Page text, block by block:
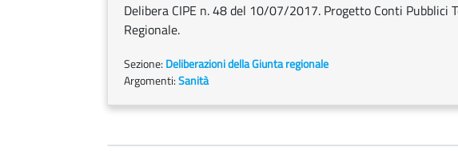
Delibera CIPE n. 48 del 10/07/2017. Progetto Conti Pubblici
Regionale.
Sezione: Deliberazioni della Giunta regionale
Argomenti:Sanità